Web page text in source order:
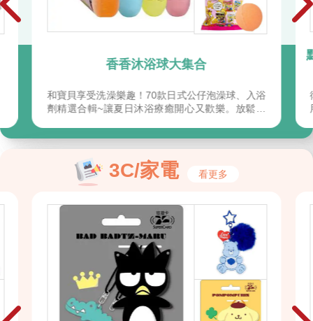
香香沐浴球大集合
和寶貝享受洗澡樂趣！70款日式公仔泡澡球、入浴
劑精選合輯~讓夏日沐浴療癒開心又歡樂。放鬆整
3C/家電 看更多